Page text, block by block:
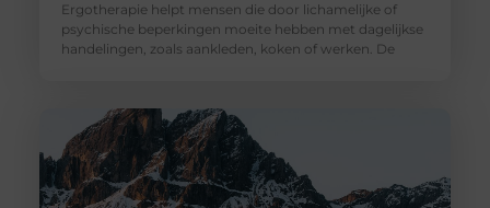
Ergotherapie helpt mensen die door lichamelijke of
psychische beperkingen moeite hebben met dagelijkse
handelingen, zoals aankleden, koken of werken. De